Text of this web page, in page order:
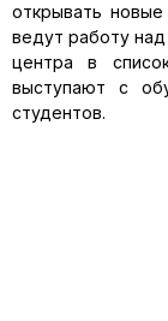
открывать
ведут работу
центра в
выступают с
студентов.